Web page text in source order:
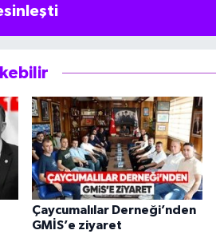
Çaycumalılar Derneği’nden
GMİS’e ziyaret